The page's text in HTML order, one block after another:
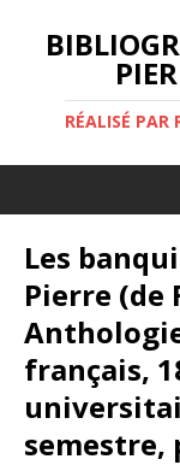
RÉALISÉ PAR
Les
Pierre (de
français,
semestre,